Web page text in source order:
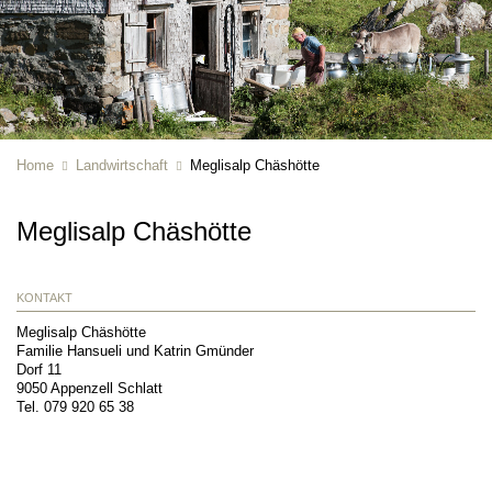
Home Landwirtschaft Meglisalp Chäshötte
Meglisalp Chäshötte
KONTAKT
Meglisalp Chäshötte
Familie Hansueli und Katrin Gmünder
Dorf 11
9050 Appenzell Schlatt
Tel. 079 920 65 38